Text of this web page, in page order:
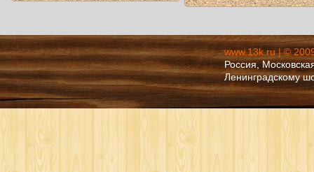
www.13k.ru | ©
Россия,
Ленинградскому